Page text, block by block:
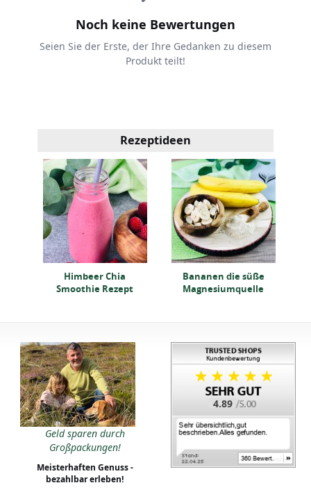
Noch keine Bewertungen
Seien Sie der Erste, der Ihre Gedanken zu diesem
Produkt teilt!
Rezeptideen
Himbeer Chia
Smoothie Rezept
Bananen die süße
Magnesiumquelle
Geld sparen durch
Großpackungen!
Meisterhaften Genuss -
bezahlbar erleben!
4.89